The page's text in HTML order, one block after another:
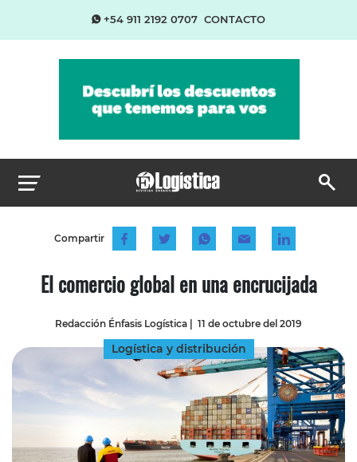
+54 911 2192 0707 CONTACTO
Compartir
El comercio global en una encrucijada
Redacción Énfasis Logística | 11 de octubre del 2019
Logística y distribución